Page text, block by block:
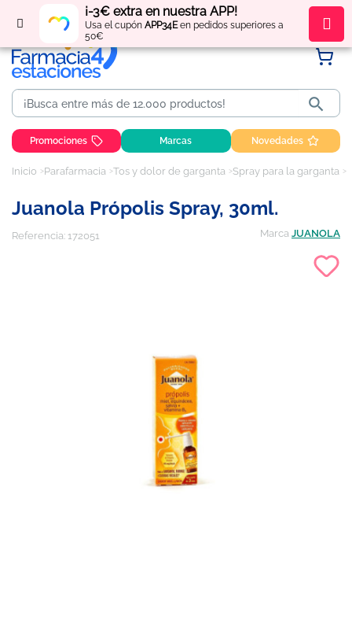
¡-3€ extra en nuestra APP!
Usa el cupón APP34Een pedidos superiores a
50€
Regístratey obténpuntos por tus compras

Promociones Marcas Novedades
Inicio Parafarmacia Tos y dolor de garganta Spray para la garganta
Juanola Própolis Spray, 30ml.
Referencia: 172051 Marca JUANOLA